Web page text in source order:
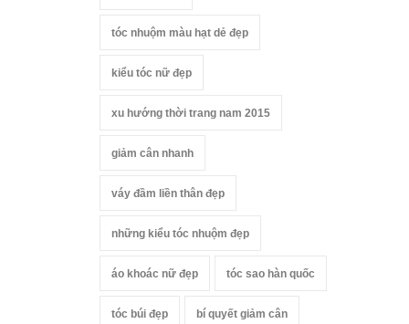
tóc nhuộm màu hạt dẻ đẹp
kiểu tóc nữ đẹp
xu hướng thời trang nam 2015
giảm cân nhanh
váy đầm liền thân đẹp
những kiểu tóc nhuộm đẹp
áo khoác nữ đẹp tóc sao hàn quốc
tóc búi đẹp bí quyết giảm cân